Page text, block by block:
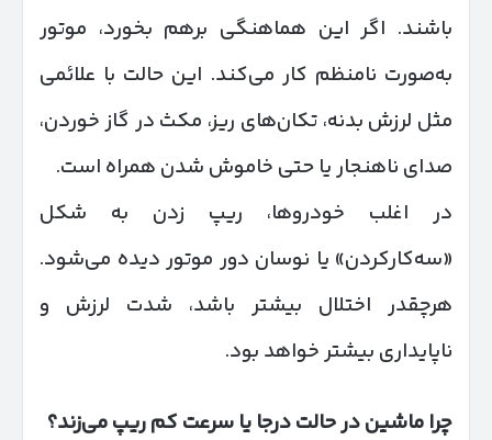
باشند. اگر این هماهنگی برهم بخورد، موتور
به‌صورت نامنظم کار می‌کند. این حالت با علائمی
مثل لرزش بدنه، تکان‌های ریز، مکث در گاز خوردن،
صدای ناهنجار یا حتی خاموش شدن همراه است.
در اغلب خودروها، ریپ زدن به شکل
«سه‌کارکردن» یا نوسان دور موتور دیده می‌شود.
هرچقدر اختلال بیشتر باشد، شدت لرزش و
ناپایداری بیشتر خواهد بود.
چرا ماشین در حالت درجا یا سرعت کم ریپ می‌زند؟